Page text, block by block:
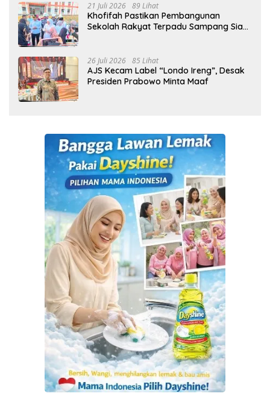
21 Juli 2026 89 Lihat
Khofifah Pastikan Pembangunan
Sekolah Rakyat Terpadu Sampang Siap
26 Juli 2026 85 Lihat
AJS Kecam Label “Londo Ireng”, Desak
Presiden Prabowo Minta Maaf